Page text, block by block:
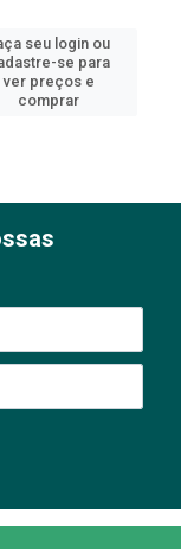
seu login ou
se para
ver preços e
comprar